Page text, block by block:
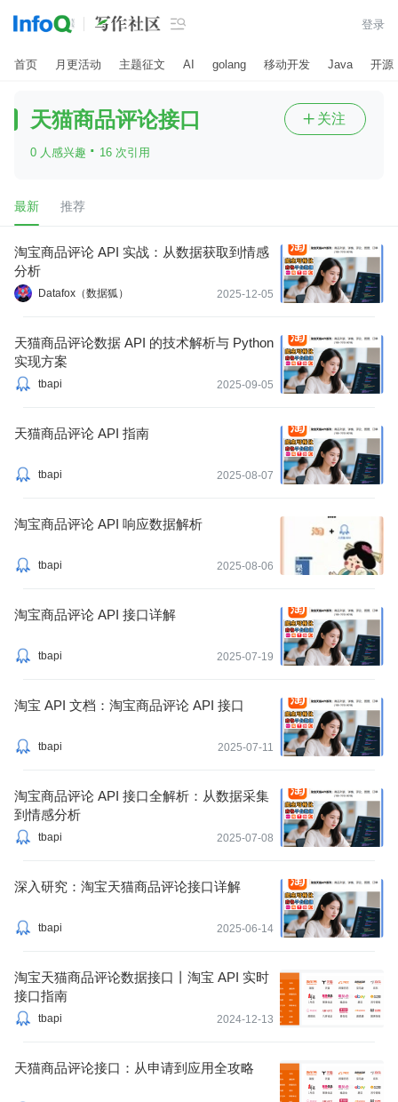
 登录
首页 月更活动 主题征文 AI golang 移动开发 Java 开源
天猫商品评论接口
0 人感兴趣 · 16 次引用
 关注
最新 推荐
淘宝商品评论 API 实战：从数据获取到情感
分析
Datafox（数据狐） 2025-12-05
天猫商品评论数据 API 的技术解析与 Python
实现方案
tbapi 2025-09-05
天猫商品评论 API 指南
tbapi 2025-08-07
淘宝商品评论 API 响应数据解析
tbapi 2025-08-06
淘宝商品评论 API 接口详解
tbapi 2025-07-19
淘宝 API 文档：淘宝商品评论 API 接口
tbapi 2025-07-11
淘宝商品评论 API 接口全解析：从数据采集
到情感分析
tbapi 2025-07-08
深入研究：淘宝天猫商品评论接口详解
tbapi 2025-06-14
淘宝天猫商品评论数据接口丨淘宝 API 实时
接口指南
tbapi 2024-12-13
天猫商品评论接口：从申请到应用全攻略